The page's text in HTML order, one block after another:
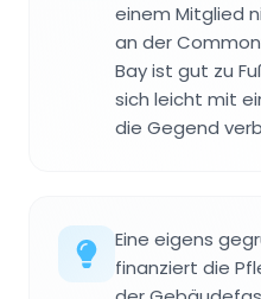
einem Mitglied
an der
Bay ist gut zu
sich leicht mit
die Gegend
Eine eigens
finanziert die